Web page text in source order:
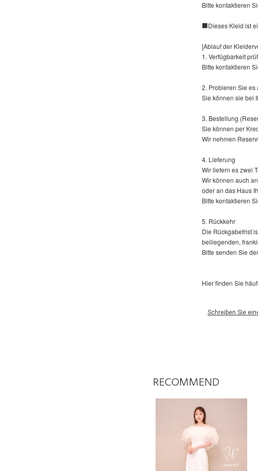
Bitte kontaktieren
■Dieses Kleid ist
[Ablauf der
1. Verfügbarkeit
Bitte kontaktieren
2. Probieren Sie es
Sie können sie bei
3. Bestellung
Sie können per
Wir nehmen
4. Lieferung
Wir liefern es zwei
Wir können auch
oder an das Haus
Bitte kontaktieren
5. Rückkehr
Die Rückgabefrist
beiliegenden,
Bitte senden Sie
Hier finden Sie
Schreiben Sie
RECOMMEND